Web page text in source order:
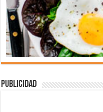
Publicidad